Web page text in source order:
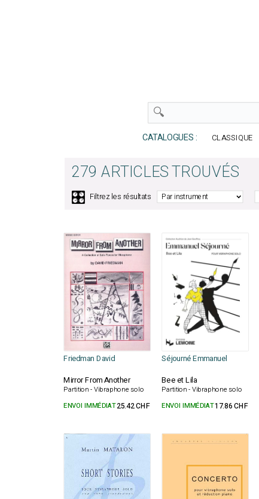
CATALOGUES : CLASSIQUE
279 ARTICLES TROUVÉS
🎛️ Filtrez les résultats
Friedman David Séjourné Emmanuel
Mirror From Another
Partition - Vibraphone solo
Bee et Lila
Partition - Vibraphone solo
ENVOI IMMÉDIAT25.42 CHF ENVOI IMMÉDIAT17.86 CHF